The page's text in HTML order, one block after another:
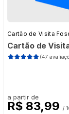
Cartão de Visita
Cartão de
(47
a partir de
R$ 83,99 /